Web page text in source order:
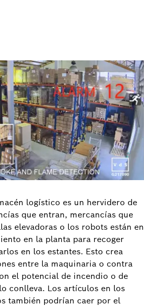
logístico es un hervidero de
que entran, mercancías que
elevadoras o los robots están en
en la planta para recoger
en los estantes. Esto crea
entre la maquinaria o contra
el potencial de incendio o de
conlleva. Los artículos en los
también podrían caer por el